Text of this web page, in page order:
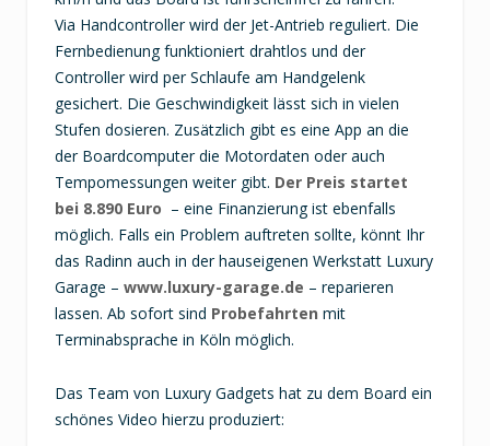
Via Handcontroller wird der Jet-Antrieb reguliert. Die
Fernbedienung funktioniert drahtlos und der
Controller wird per Schlaufe am Handgelenk
gesichert. Die Geschwindigkeit lässt sich in vielen
Stufen dosieren. Zusätzlich gibt es eine App an die
der Boardcomputer die Motordaten oder auch
Tempomessungen weiter gibt. Der Preis startet
bei 8.890 Euro – eine Finanzierung ist ebenfalls
möglich. Falls ein Problem auftreten sollte, könnt Ihr
das Radinn auch in der hauseigenen Werkstatt Luxury
Garage – www.luxury-garage.de – reparieren
lassen. Ab sofort sind Probefahrten mit
Terminabsprache in Köln möglich.
Das Team von Luxury Gadgets hat zu dem Board ein
schönes Video hierzu produziert: